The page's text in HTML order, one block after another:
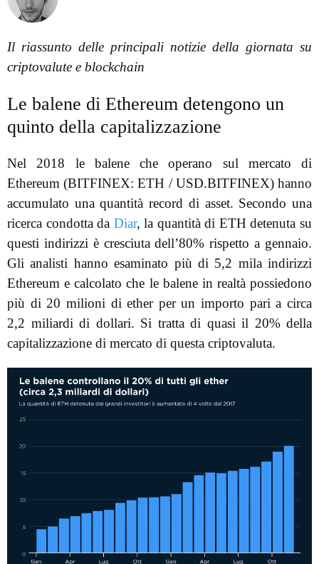
Il riassunto delle principali notizie della giornata su
criptovalute e blockchain
Le balene di Ethereum detengono un
quinto della capitalizzazione
Nel 2018 le balene che operano sul mercato di
Ethereum (BITFINEX: ETH / USD.BITFINEX) hanno
accumulato una quantità record di asset. Secondo una
ricerca condotta da Diar, la quantità di ETH detenuta su
questi indirizzi è cresciuta dell’80% rispetto a gennaio.
Gli analisti hanno esaminato più di 5,2 mila indirizzi
Ethereum e calcolato che le balene in realtà possiedono
più di 20 milioni di ether per un importo pari a circa
2,2 miliardi di dollari. Si tratta di quasi il 20% della
capitalizzazione di mercato di questa criptovaluta.